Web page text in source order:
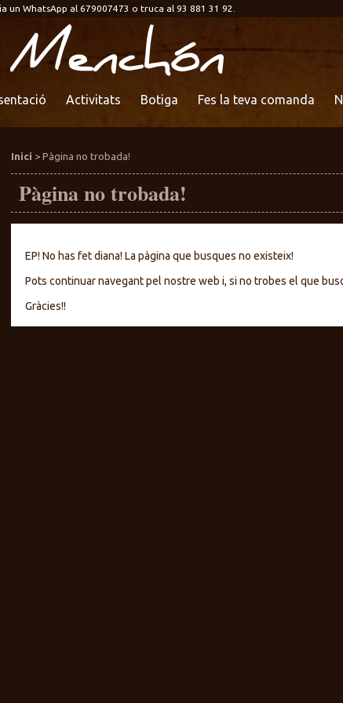
un WhatsApp al 679007473 o truca al 93 881 31 92.
Activitats Botiga Fes la teva comanda
Inici > Pàgina no trobada!
Pàgina no trobada!
EP! No has fet diana! La pàgina que busques no existeix!
Pots continuar navegant pel nostre web i, si no trobes el que
Gràcies!!